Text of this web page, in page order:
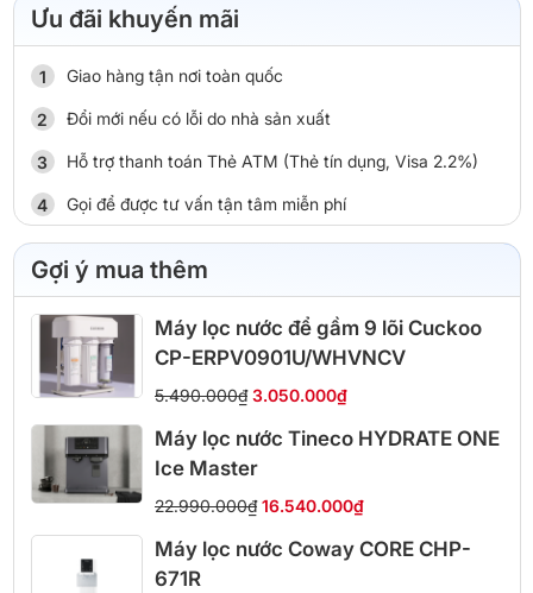
Ưu đãi khuyến mãi
Giao hàng tận nơi toàn quốc
Đổi mới nếu có lỗi do nhà sản xuất
Hỗ trợ thanh toán Thẻ ATM (Thẻ tín dụng, Visa 2.2%)
Gọi để được tư vấn tận tâm miễn phí
Gợi ý mua thêm
Máy lọc nước để gầm 9 lõi Cuckoo
CP-ERPV0901U/WHVNCV
5.490.000₫ 3.050.000₫
Máy lọc nước Tineco HYDRATE ONE
Ice Master
22.990.000₫ 16.540.000₫
Máy lọc nước Coway CORE CHP-
671R